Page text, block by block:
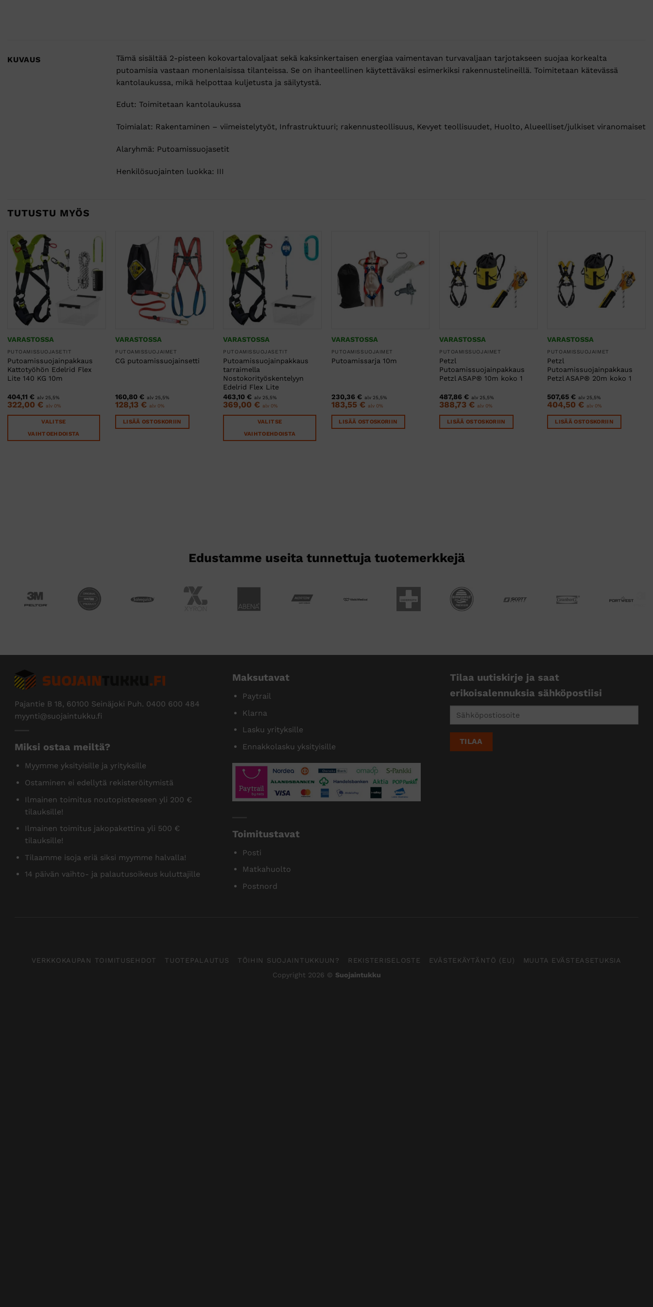
KUVAUS
Tämä sisältää 2-pisteen kokovartalovaljaat sekä kaksinkertaisen energiaa vaimentavan turvavaljaan tarjotakseen suojaa korkealta
putoamisia vastaan monenlaisissa tilanteissa. Se on ihanteellinen käytettäväksi esimerkiksi rakennustelineillä. Toimitetaan kätevässä
kantolaukussa, mikä helpottaa kuljetusta ja säilytystä.
Edut: Toimitetaan kantolaukussa
Toimialat: Rakentaminen – viimeistelytyöt, Infrastruktuuri; rakennusteollisuus, Kevyet teollisuudet, Huolto, Alueelliset/julkiset viranomaiset
Alaryhmä: Putoamissuojasetit
Henkilösuojainten luokka: III
TUTUSTU MYÖS
VARASTOSSA
PUTOAMISSUOJASETIT
Putoamissuojainpakkaus
Kattotyöhön Edelrid Flex
Lite 140 KG 10m
404,11 € alv 25,5%
322,00 € alv 0%
VALITSE
VAIHTOEHDOISTA
VARASTOSSA
PUTOAMISSUOJAIMET
CG putoamissuojainsetti
160,80€ alv 25,5%
128,13€ alv 0%
LISÄÄ OSTOSKORIIN
VARASTOSSA
PUTOAMISSUOJASETIT
Putoamissuojainpakkaus
tarraimella
Nostokorityöskentelyyn
Edelrid Flex Lite
463,10€ alv 25,5%
369,00€ alv 0%
VALITSE
VAIHTOEHDOISTA
VARASTOSSA
PUTOAMISSUOJAIMET
Putoamissarja 10m
230,36 € alv 25,5%
183,55 € alv 0%
LISÄÄ OSTOSKORIIN
VARASTOSSA
PUTOAMISSUOJAIMET
Petzl
Putoamissuojainpakkaus
Petzl ASAP® 10m koko 1
487,86€ alv 25,5%
388,73€ alv 0%
LISÄÄ OSTOSKORIIN
VARASTOSSA
PUTOAMISSUOJAIMET
Petzl
Putoamissuojainpakkaus
Petzl ASAP® 20m koko 1
507,65€ alv 25,5%
404,50€ alv 0%
LISÄÄ OSTOSKORIIN
Edustamme useita tunnettuja tuotemerkkejä
Pajantie B 18, 60100 Seinäjoki Puh. 0400 600 484
myynti@suojaintukku.fi
Miksi ostaa meiltä?
Myymme yksityisille ja yrityksille
Ostaminen ei edellytä rekisteröitymistä
Ilmainen toimitus noutopisteeseen yli 200 €
tilauksille!
Ilmainen toimitus jakopakettina yli 500 €
tilauksille!
Tilaamme isoja eriä siksi myymme halvalla!
14 päivän vaihto- ja palautusoikeus kuluttajille
Maksutavat
Paytrail
Klarna
Lasku yrityksille
Ennakkolasku yksityisille
Toimitustavat
Posti
Matkahuolto
Postnord
Tilaa uutiskirje ja saat
erikoisalennuksia sähköpostiisi
VERKKOKAUPAN TOIMITUSEHDOT TUOTEPALAUTUS TÖIHIN SUOJAINTUKKUUN? REKISTERISELOSTE EVÄSTEKÄYTÄNTÖ (EU)
MUUTA EVÄSTEASETUKSIA
Copyright 2026 © Suojaintukku